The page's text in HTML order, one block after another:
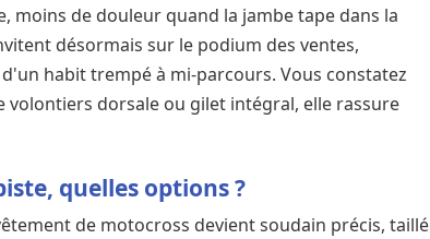
de douleur quand la jambe tape dans la
désormais sur le podium des ventes,
habit trempé à mi-parcours. Vous constatez
volontiers dorsale ou gilet intégral, elle rassure
quelles options ?
de motocross devient soudain précis, taillé